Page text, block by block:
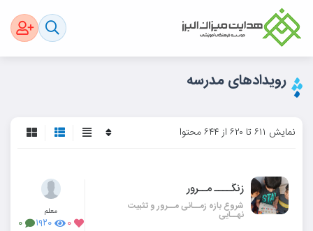
رویدادهای مدرسه
نمایش ۶۱۱ تا ۶۲۰ از ۶۴۴ محتوا
زنگــــ مــرور
شروع بازه زمــانی مــرور و تثبیت
نهــایی معلم
۰ ۱۹۲۰ ۰